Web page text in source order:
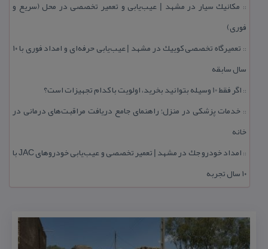
:: مكانیك سیار در مشهد | عیب‌یابی و تعمیر تخصصی در محل (سریع و
فوری)
::
تعمیرگاه تخصصی كوییك در مشهد | عیب‌یابی حرفه‌ای و امداد فوری با ۱۰
سال سابقه
:: اگر فقط 10 وسیله بتوانید بخرید، اولویت با كدام تجهیزات است؟
:: خدمات پزشكی در منزل؛ راهنمای جامع دریافت مراقبت‌های درمانی در
خانه
::
امداد خودرو جك در مشهد | تعمیر تخصصی و عیب‌یابی خودروهای JAC با
۱۰ سال تجربه